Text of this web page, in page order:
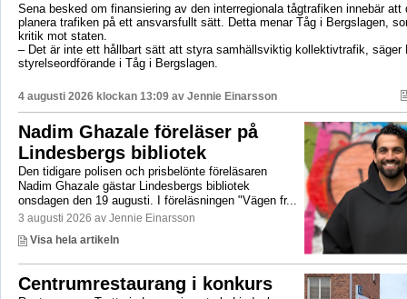
Sena besked om finansiering av den interregionala tågtrafiken innebär att
planera trafiken på ett ansvarsfullt sätt. Detta menar Tåg i Bergslagen,
kritik mot staten.
– Det är inte ett hållbart sätt att styra samhällsviktig kollektivtrafik, säger
styrelseordförande i Tåg i Bergslagen.
4 augusti 2026 klockan 13:09 av Jennie Einarsson
Nadim Ghazale föreläser på
Lindesbergs bibliotek
Den tidigare polisen och prisbelönte föreläsaren
Nadim Ghazale gästar Lindesbergs bibliotek
onsdagen den 19 augusti. I föreläsningen "Vägen fr...
3 augusti 2026 av Jennie Einarsson
Visa hela artikeln
Centrumrestaurang i konkurs